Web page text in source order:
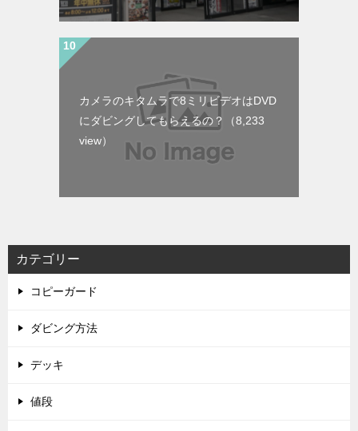
カメラのキタムラで8ミリビデオはDVD
にダビングしてもらえるの？
（8,233
view）
カテゴリー
コピーガード
ダビング方法
デッキ
値段